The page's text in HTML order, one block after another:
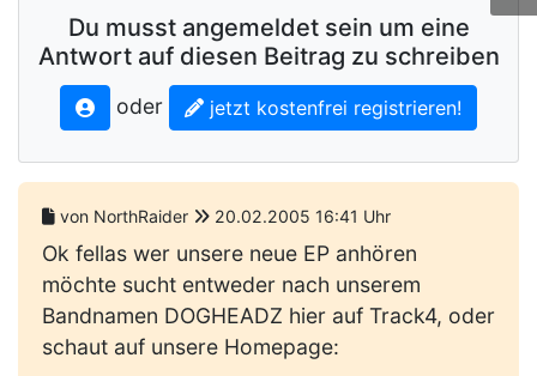
Du musst angemeldet sein um eine
Antwort auf diesen Beitrag zu schreiben
oder jetzt kostenfrei registrieren!
von NorthRaider 20.02.2005 16:41 Uhr
Ok fellas wer unsere neue EP anhören
möchte sucht entweder nach unserem
Bandnamen DOGHEADZ hier auf Track4, oder
schaut auf unsere Homepage: